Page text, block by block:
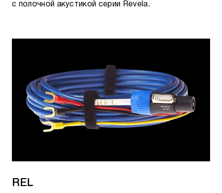
с полочной акустикой серии Revela.
REL